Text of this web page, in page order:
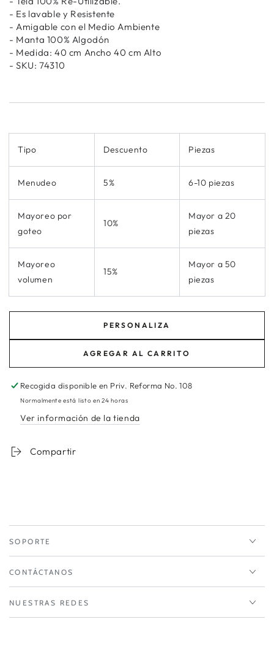
- Es lavable y Resistente
- Amigable con el Medio Ambiente
- Manta 100% Algodón
- Medida: 40 cm Ancho 40 cm Alto
- SKU: 74310
Tipo Descuento Piezas
Menudeo 5% 6-10 piezas
Mayoreo por
goteo
10%
Mayor a 20
piezas
Mayoreo
volumen
15%
Mayor a 50
piezas
PERSONALIZA
AGREGAR AL CARRITO
Recogida disponible en Priv. Reforma No. 108
Normalmente está listo en 24 horas
Ver información de la tienda
Compartir
SOPORTE
CONTÁCTANOS
NUESTRAS REDES